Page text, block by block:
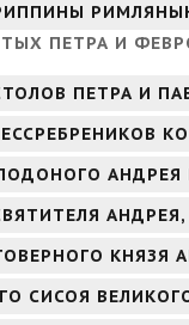
ПЕТРА И
ПЕТРА И
АНДРЕЯ
КНЯЗЯ
СИСОЯ